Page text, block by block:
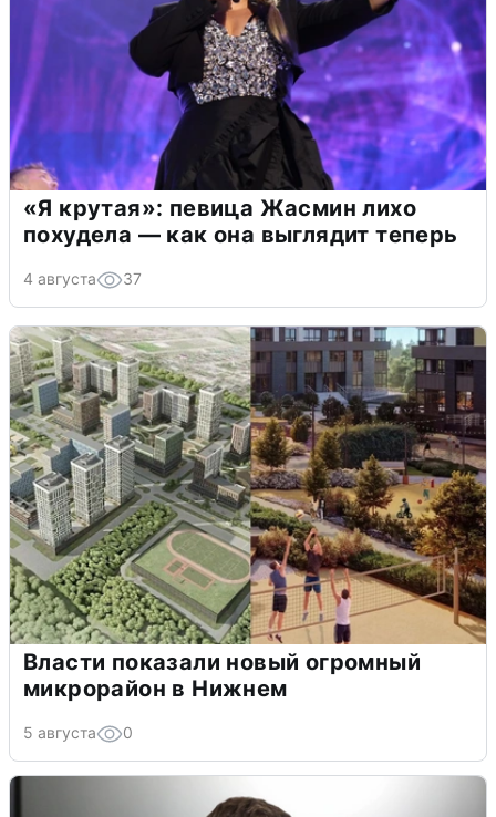
«Я крутая»: певица Жасмин лихо
похудела — как она выглядит теперь
4 августа 37
Власти показали новый огромный
микрорайон в Нижнем
5 августа 0